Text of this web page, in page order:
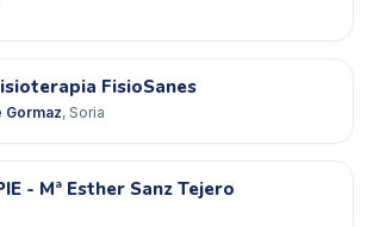
FisioSanes
Gormaz, Soria
- Mª Esther Sanz Tejero